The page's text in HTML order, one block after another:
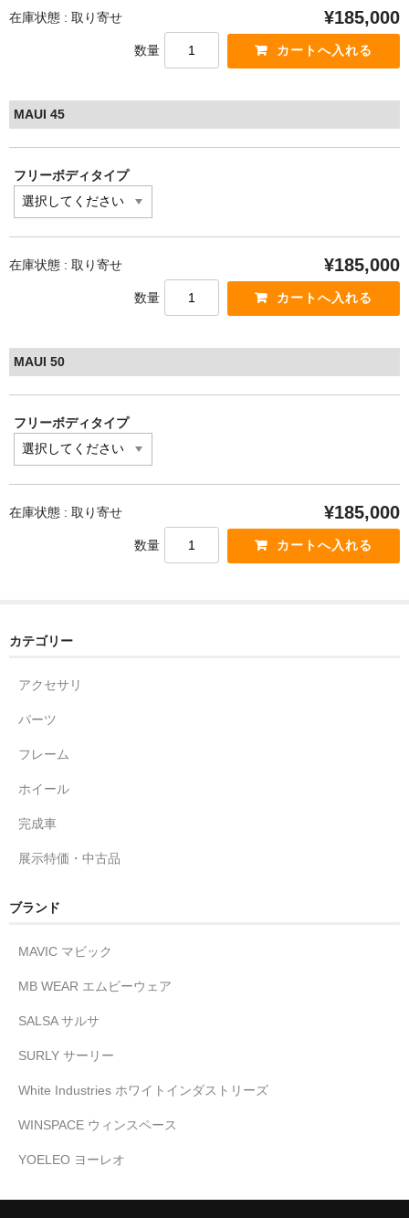
在庫状態 : 取り寄せ ¥185,000
数量
MAUI 45
フリーボディタイプ
在庫状態 : 取り寄せ ¥185,000
数量
MAUI 50
フリーボディタイプ
在庫状態 : 取り寄せ ¥185,000
数量
カテゴリー
アクセサリ
パーツ
フレーム
ホイール
完成車
展示特価・中古品
ブランド
MAVIC マビック
MB WEAR エムビーウェア
SALSA サルサ
SURLY サーリー
White Industries ホワイトインダストリーズ
WINSPACE ウィンスペース
YOELEO ヨーレオ